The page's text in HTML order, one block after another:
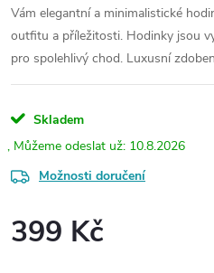
Vám elegantní a minimalistické
outfitu a příležitosti. Hodinky jsou
pro spolehlivý chod. Luxusní
Skladem
10.8.2026
Možnosti doručení
399 Kč